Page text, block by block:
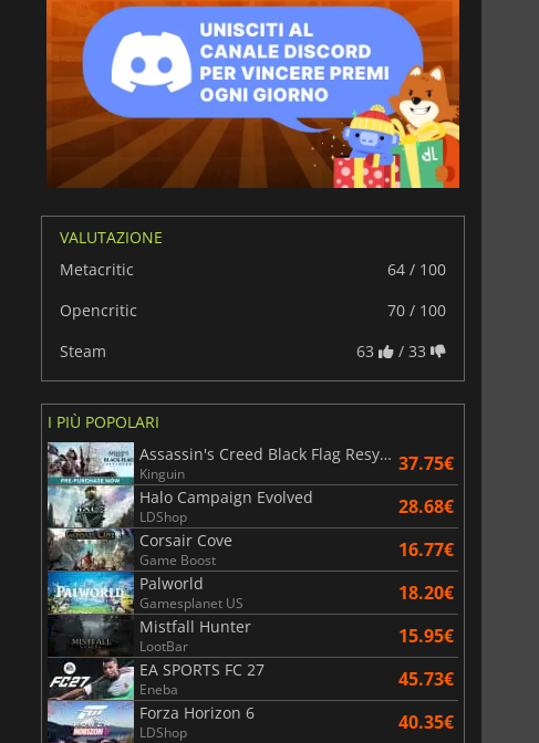
6.75€
Total War WARHAMMER 3
15.48
Lies Of P
VALUTAZIONE
Metacritic
64 / 100
Opencritic
70 / 100
Steam
63 / 33
I PIÙ POPOLARI
Assassin's Creed Black Flag Resynced
Kinguin 37.75€
Halo Campaign Evolved
LDShop 28.68€
Corsair Cove
Game Boost 16.77€
Palworld
Gamesplanet US 18.20€
Mistfall Hunter
LootBar 15.95€
EA SPORTS FC 27
Eneba 45.73€
Forza Horizon 6
LDShop 40.35€